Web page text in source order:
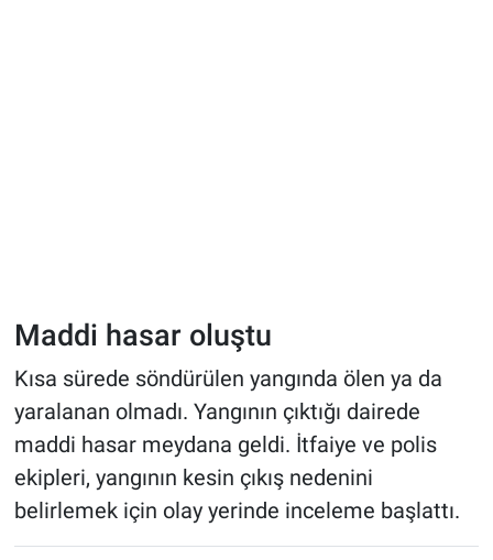
Maddi hasar oluştu
Kısa sürede söndürülen yangında ölen ya da
yaralanan olmadı. Yangının çıktığı dairede
maddi hasar meydana geldi. İtfaiye ve polis
ekipleri, yangının kesin çıkış nedenini
belirlemek için olay yerinde inceleme başlattı.